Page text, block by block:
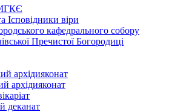
Ісповідники віри
кафедрального собору
Пречистої Богородиці
архідияконат
архідияконат
деканат